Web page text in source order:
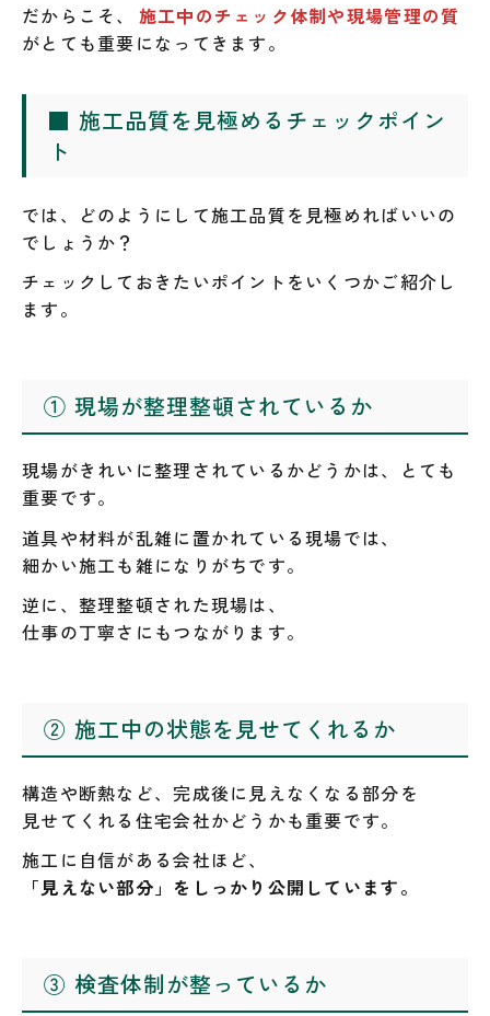
だからこそ、
施工中のチェック体制や現場管理の質
がとても重要になってきます。
■ 施工品質を見極めるチェックポイン
ト
では、どのようにして施工品質を見極めればいいの
でしょうか？
チェックしておきたいポイントをいくつかご紹介し
ます。
① 現場が整理整頓されているか
現場がきれいに整理されているかどうかは、とても
重要です。
道具や材料が乱雑に置かれている現場では、
細かい施工も雑になりがちです。
逆に、整理整頓された現場は、
仕事の丁寧さにもつながります。
② 施工中の状態を見せてくれるか
構造や断熱など、完成後に見えなくなる部分を
見せてくれる住宅会社かどうかも重要です。
施工に自信がある会社ほど、
「見えない部分」をしっかり公開しています。
③ 検査体制が整っているか